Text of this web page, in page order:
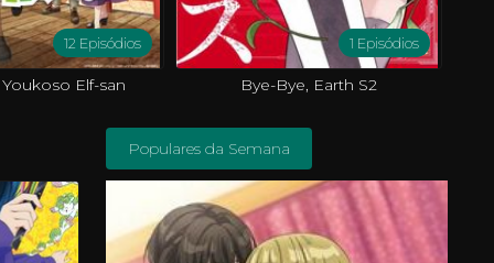
12 Episódios
Elf-san
1 Episódios
Bye-Bye, Earth S2
Populares da Semana